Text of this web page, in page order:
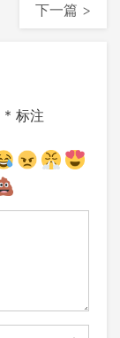
下一篇 >
* 标注